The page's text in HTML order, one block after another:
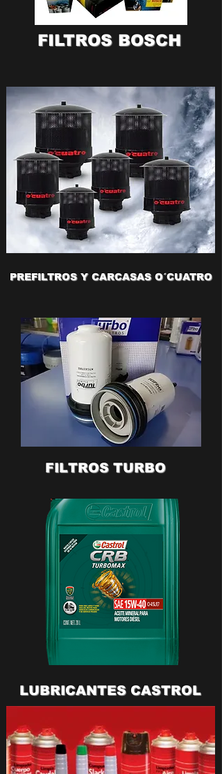
FILTROS BOSCH
PREFILTROS Y CARCASAS O´CUATRO
FILTROS TURBO
LUBRICANTES CASTROL